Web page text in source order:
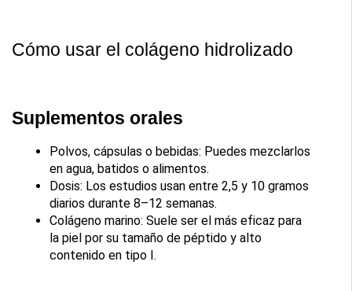
Cómo usar el colágeno hidrolizado
Suplementos orales
Polvos, cápsulas o bebidas: Puedes mezclarlos
en agua, batidos o alimentos.
Dosis: Los estudios usan entre 2,5 y 10 gramos
diarios durante 8–12 semanas.
Colágeno marino: Suele ser el más eficaz para
la piel por su tamaño de péptido y alto
contenido en tipo I.